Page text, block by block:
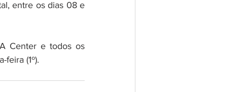
entre os dias 08 e
Center e todos os
(1º).